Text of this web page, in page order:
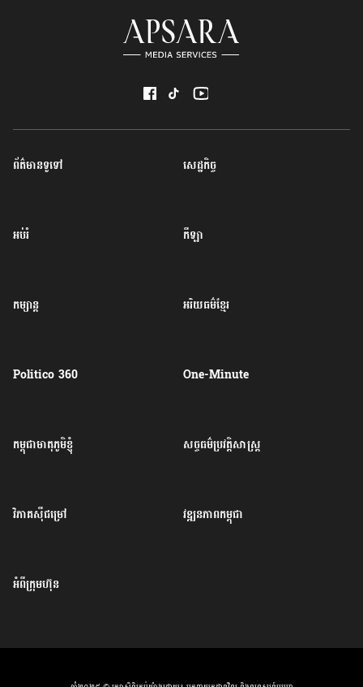
ព័ត៌មានទូទៅ សេដ្ឋកិច្ច
អប់រំ កីឡា
កម្សាន្ត អរិយធម៌ខ្មែរ
Politico 360 One-Minute
កម្ពុជាមាតុភូមិខ្ញុំ សច្ចធម៌ប្រវត្តិសាស្ត្រ
វិភាគសុីជម្រៅ វឌ្ឍនភាពកម្ពុជា
អំពីក្រុមហ៊ុន